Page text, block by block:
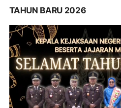
TAHUN BARU 2026